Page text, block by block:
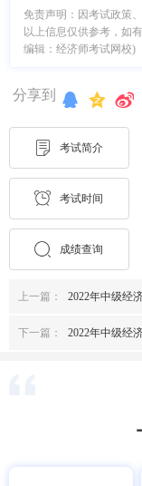
免责声明：因考试政策
以上信息仅供参考，如
编辑：经济师考试网校)
分享到
考试简介
考试时间
成绩查询
上一篇： 2022年中级经
下一篇： 2022年中级经